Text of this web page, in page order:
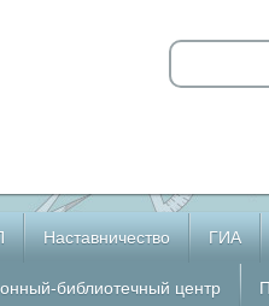
Наставничество ГИА
библиотечный центр